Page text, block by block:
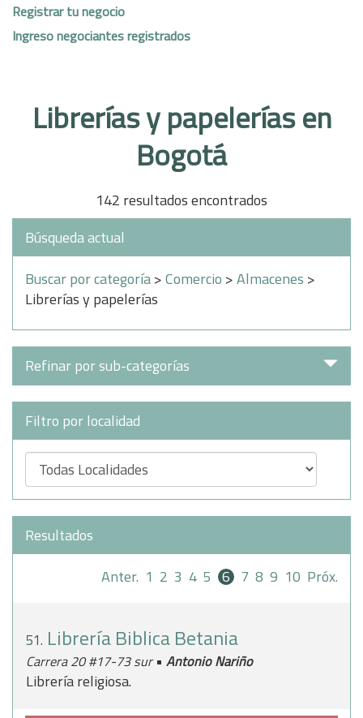
Registrar tu negocio
Ingreso negociantes registrados
Librerías y papelerías en
Bogotá
142 resultados encontrados
Búsqueda actual
Buscar por categoría>Comercio >Almacenes >
Librerías y papelerías
Refinar por sub-categorías
Filtro por localidad
Resultados
Anter. 1 2 3 4 5 6 7 8 9 10 Próx.
51. Librería Biblica Betania
Carrera 20 #17-73 sur• Antonio Nariño
Librería religiosa.